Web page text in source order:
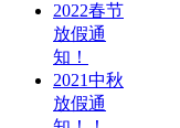
2022春节
放假通
知！
2021中秋
放假通